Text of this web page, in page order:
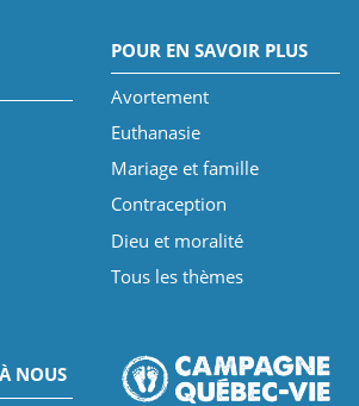
POUR EN SAVOIR PLUS
Avortement
Euthanasie
Mariage et famille
Contraception
Dieu et moralité
Tous les thèmes
NOUS